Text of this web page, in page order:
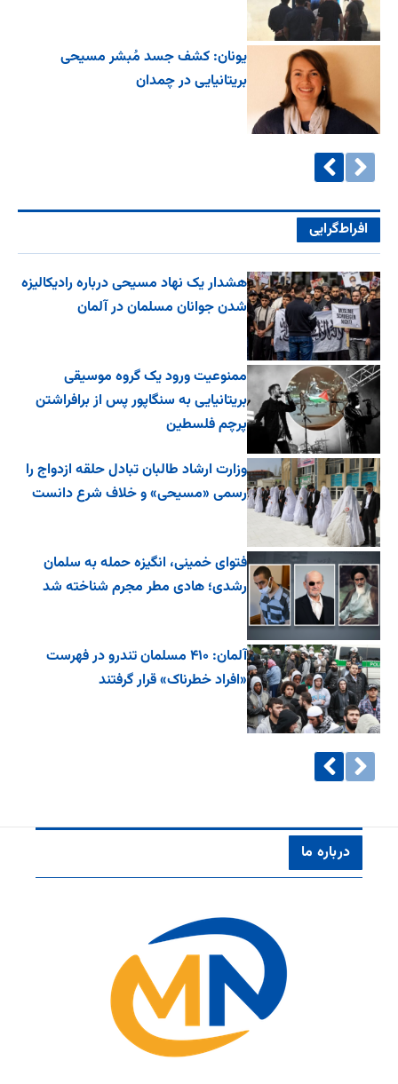
یونان: کشف جسد مُبشر مسیحی
بریتانیایی در چمدان
افراط‌گرایی
هشدار یک نهاد مسیحی درباره رادیکالیزه
شدن جوانان مسلمان در آلمان
ممنوعیت ورود یک گروه موسیقی
بریتانیایی به سنگاپور پس از برافراشتن
پرچم فلسطین
وزارت ارشاد طالبان تبادل حلقه ازدواج را
رسمی «مسیحی» و خلاف شرع دانست
فتوای خمینی، انگیزه حمله به سلمان
رشدی؛ هادی مطر مجرم شناخته شد
آلمان: ۴۱۰ مسلمان تندرو در فهرست
«افراد خطرناک» قرار گرفتند
درباره ما